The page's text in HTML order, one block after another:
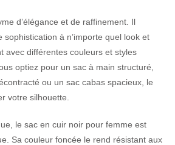
d’élégance et de raffinement. Il
à n’importe quel look et
avec différentes couleurs et styles
optiez pour un sac à main structuré,
ou un sac cabas spacieux, le
votre silhouette.
le sac en cuir noir pour femme est
Sa couleur foncée le rend résistant aux